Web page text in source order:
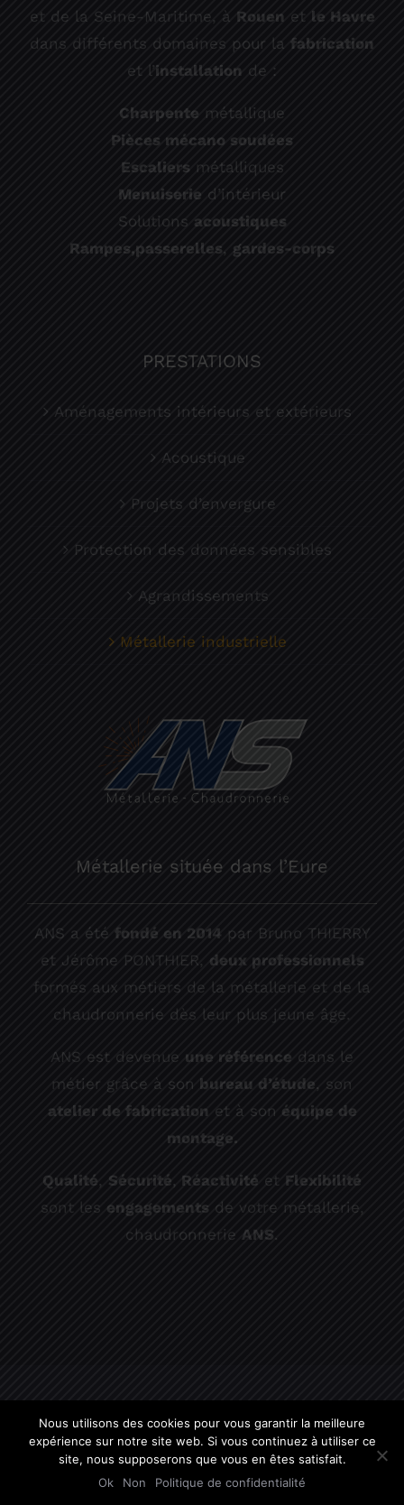
et de la Seine-Maritime, à Rouen et le Havre
dans différents domaines pour la fabrication
et l’installation de :
Charpente métallique
Pièces mécano soudées
Escaliersmétalliques
Menuiserie d’intérieur
Solutions acoustiques
Rampes,passerelles, gardes-corps
PRESTATIONS
Aménagements intérieurs et extérieurs
Acoustique
Projets d’envergure
Protection des données sensibles
Agrandissements
Métallerie industrielle
Métallerie située dans l’Eure
ANS a été fondé en 2014 par Bruno THIERRY
et Jérôme PONTHIER, deux professionnels
formés aux métiers de la métallerie et de la
chaudronnerie dès leur plus jeune âge.
ANS est devenue une référence dans le
métier grâce à son bureau d’étude, son
atelier de fabrication et à son équipe de
montage.
Qualité, Sécurité, Réactivité et Flexibilité
sont les engagements de votre métallerie,
chaudronnerie ANS.
Copyright 2019 | Site réalisé parEvidenxa|
Mentions légales
Nous utilisons des cookies pour vous garantir la meilleure
expérience sur notre site web. Si vous continuez à utiliser ce
site, nous supposerons que vous en êtes satisfait.
Ok
Non Politique de confidentialité